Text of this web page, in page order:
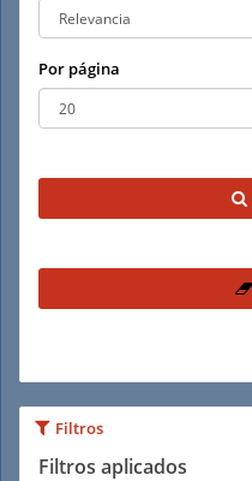
Por página
Filtros
Filtros aplicados